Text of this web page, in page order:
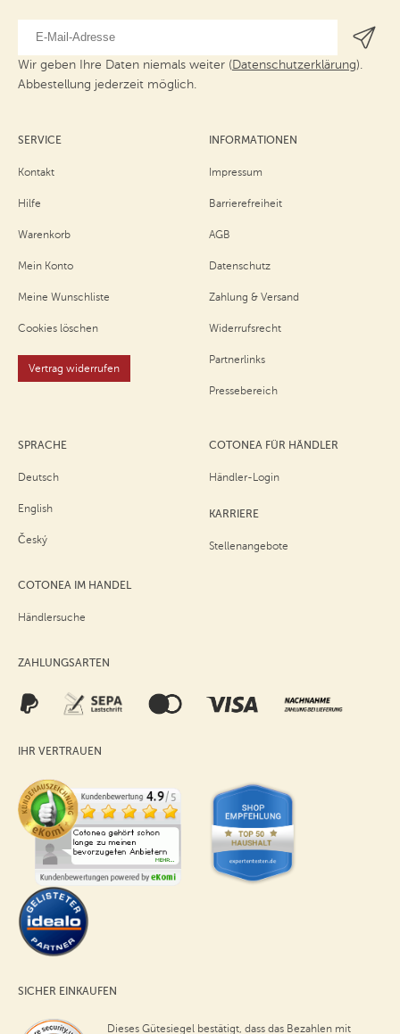
Wir geben Ihre Daten niemals weiter (Datenschutzerklärung).
Abbestellung jederzeit möglich.
SERVICE
Kontakt
Hilfe
Warenkorb
Mein Konto
Meine Wunschliste
Cookies löschen
Vertrag widerrufen
INFORMATIONEN
Impressum
Barrierefreiheit
AGB
Datenschutz
Zahlung & Versand
Widerrufsrecht
Partnerlinks
Pressebereich
SPRACHE
Deutsch
English
Český
COTONEA IM HANDEL
Händlersuche
COTONEA FÜR HÄNDLER
Händler-Login
KARRIERE
Stellenangebote
ZAHLUNGSARTEN
IHR VERTRAUEN
SICHER EINKAUFEN
Dieses Gütesiegel bestätigt, dass das Bezahlen mit